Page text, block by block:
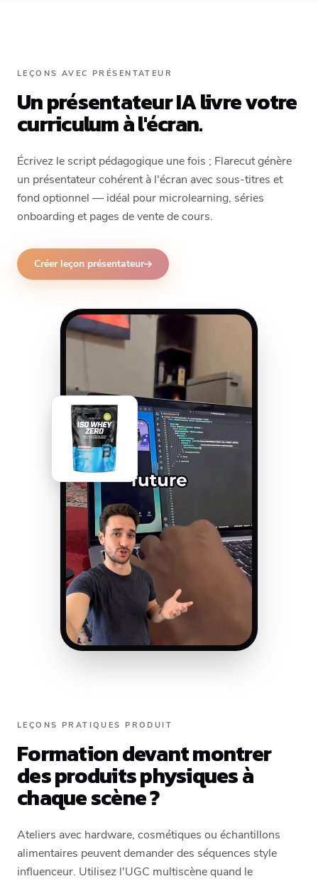
LEÇONS AVEC PRÉSENTATEUR
Un présentateur IA livre votre
curriculum à l'écran.
Écrivez le script pédagogique une fois ; Flarecut génère
un présentateur cohérent à l'écran avec sous-titres et
fond optionnel — idéal pour microlearning, séries
onboarding et pages de vente de cours.
Créer leçon présentateur
LEÇONS PRATIQUES PRODUIT
Formation devant montrer
des produits physiques à
chaque scène ?
Ateliers avec hardware, cosmétiques ou échantillons
alimentaires peuvent demander des séquences style
influenceur. Utilisez l'UGC multiscène quand le